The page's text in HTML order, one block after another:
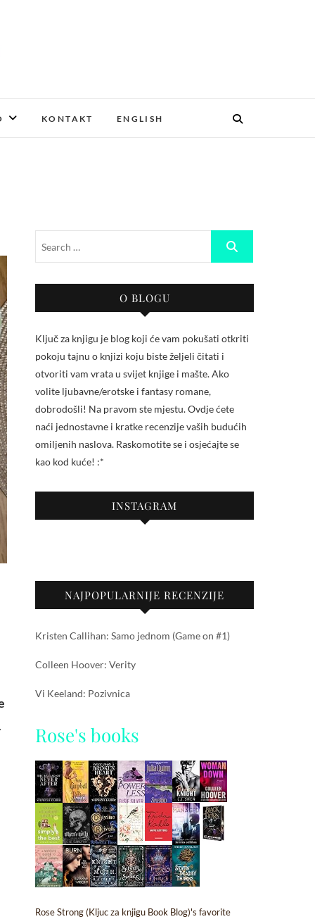
KONTAKT ENGLISH
O BLOGU
Ključ za knjigu je blog koji će vam pokušati otkriti
pokoju tajnu o knjizi koju biste željeli čitati i
otvoriti vam vrata u svijet knjige i mašte. Ako
volite ljubavne/erotske i fantasy romane,
dobrodošli! Na pravom ste mjestu. Ovdje ćete
naći jednostavne i kratke recenzije vaših budućih
omiljenih naslova. Raskomotite se i osjećajte se
kao kod kuće! :*
INSTAGRAM
NAJPOPULARNIJE RECENZIJE
Kristen Callihan: Samo jednom (Game on #1)
Colleen Hoover: Verity
Vi Keeland: Pozivnica
Rose's books
Rose Strong (Kljuc za knjigu Book Blog)'s favorite